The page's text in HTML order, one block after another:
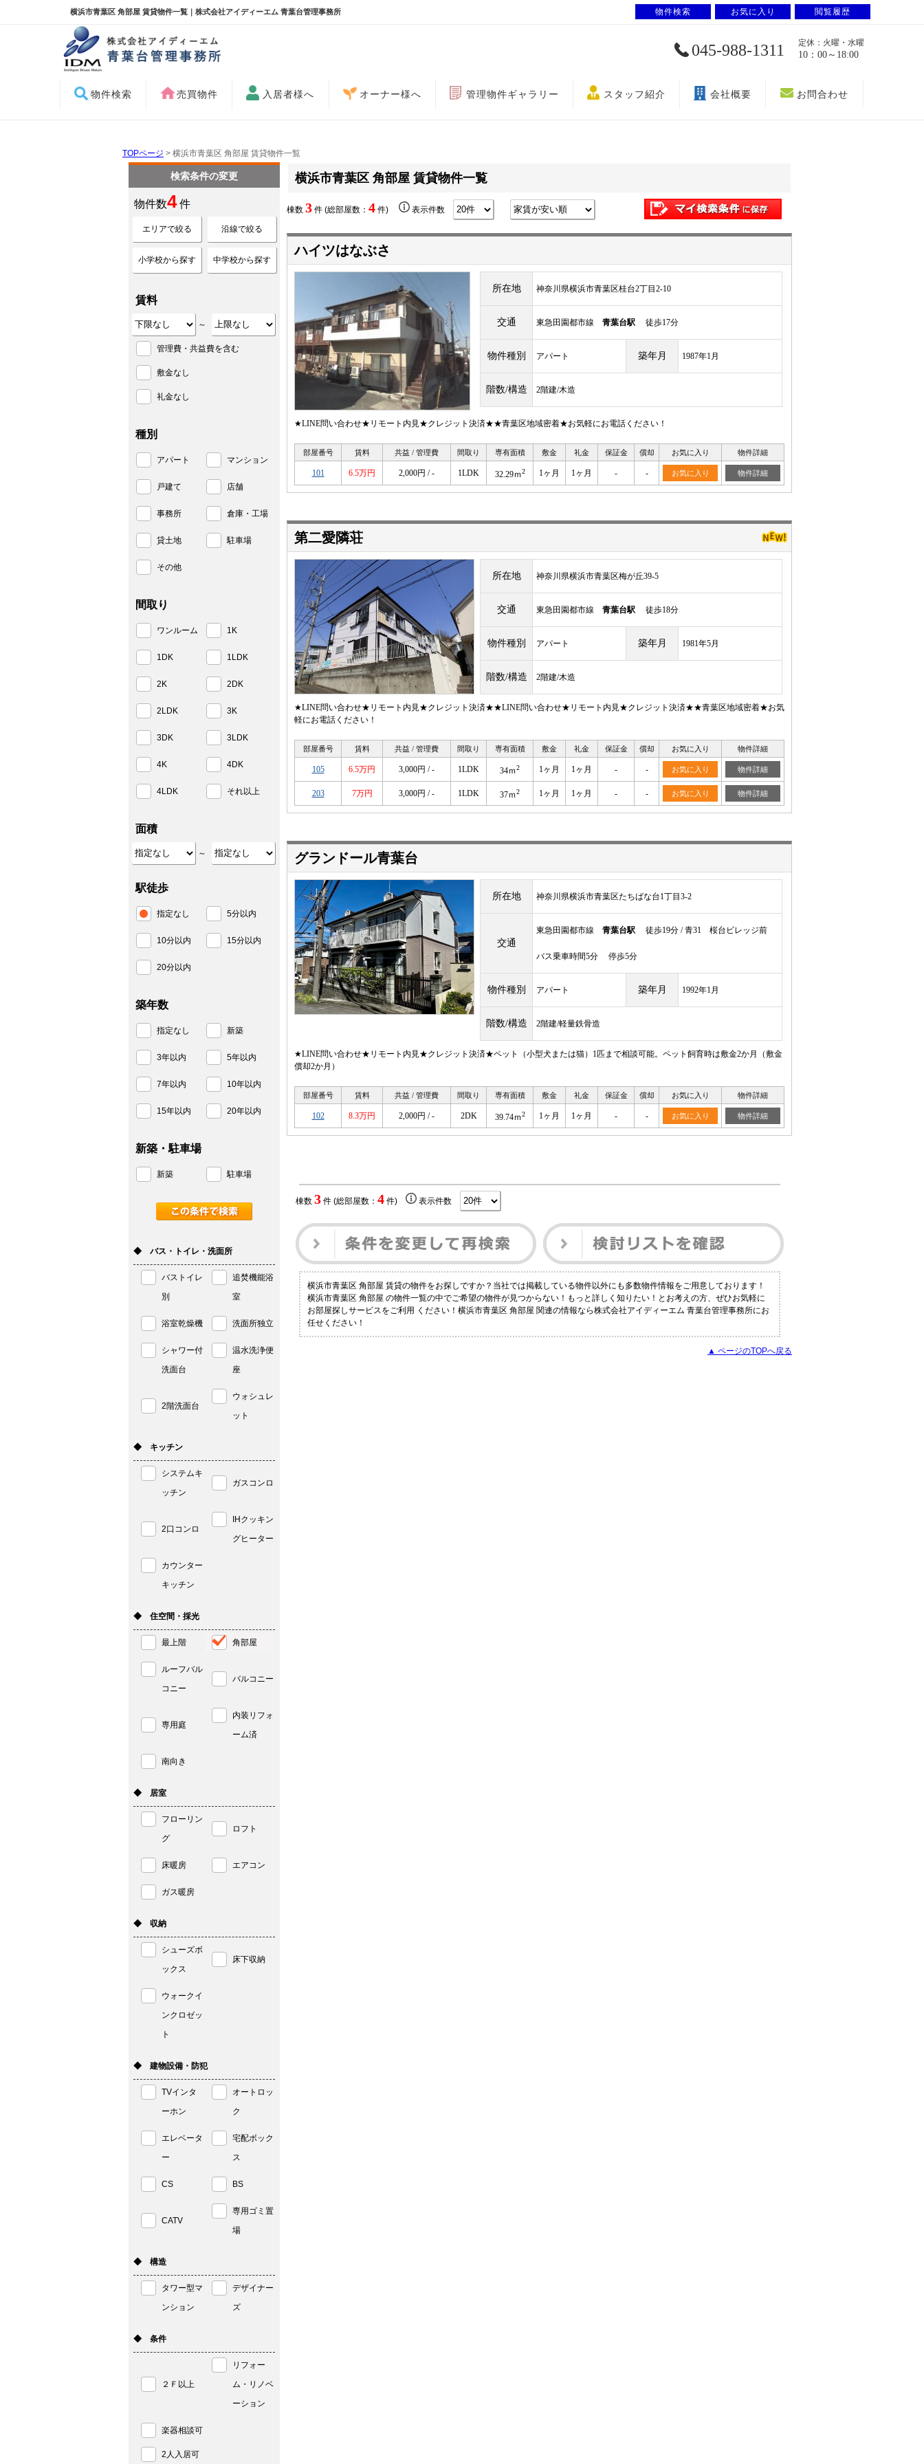
横浜市青葉区 角部屋 賃貸物件一覧｜株式会社アイディーエム 青葉台管理事務所
045-988-1311 定休：火曜・水曜
10：00～18:00
物件検索 売買物件 入居者様へ オーナー様へ 管理物件ギャラリー スタッフ紹介 会社概要 お問合わせ
TOPページ > 横浜市青葉区 角部屋 賃貸物件一覧
横浜市青葉区 角部屋 賃貸物件一覧
棟数 3 件 (総部屋数： 4 件) 表示件数
ハイツはなぶさ
所在地 神奈川県横浜市青葉区桂台2丁目2-10
交通 東急田園都市線 青葉台駅 徒歩17分
物件種別 アパート 築年月 1987年1月
階数/構造 2階建/木造
★LINE問い合わせ★リモート内見★クレジット決済★★青葉区地域密着★お気軽にお電話ください！
部屋番号 賃料 共益 / 管理費 間取り 専有面積 敷金 礼金 保証金 償却 お気に入り 物件詳細
101 6.5万円 2,000円 / - 1LDK 32.29ｍ2 1ヶ月 1ヶ月 - - お気に入り 物件詳細
第二愛隣荘
所在地 神奈川県横浜市青葉区梅が丘39-5
交通 東急田園都市線 青葉台駅 徒歩18分
物件種別 アパート 築年月 1981年5月
階数/構造 2階建/木造
★LINE問い合わせ★リモート内見★クレジット決済★★LINE問い合わせ★リモート内見★クレジット決済★★青葉区地域密着★お気
軽にお電話ください！
部屋番号 賃料 共益 / 管理費 間取り 専有面積 敷金 礼金 保証金 償却 お気に入り 物件詳細
105 6.5万円 3,000円 / - 1LDK 34ｍ2 1ヶ月 1ヶ月 - - お気に入り 物件詳細
203 7万円 3,000円 / - 1LDK 37ｍ2 1ヶ月 1ヶ月 - - お気に入り 物件詳細
グランドール青葉台
所在地 神奈川県横浜市青葉区たちばな台1丁目3-2
交通
東急田園都市線 青葉台駅 徒歩19分 / 青31 桜台ビレッジ前
バス乗車時間5分 停歩5分
物件種別 アパート 築年月 1992年1月
階数/構造 2階建/軽量鉄骨造
★LINE問い合わせ★リモート内見★クレジット決済★ペット（小型犬または猫）1匹まで相談可能。ペット飼育時は敷金2か月（敷金
償却2か月）
部屋番号 賃料 共益 / 管理費 間取り 専有面積 敷金 礼金 保証金 償却 お気に入り 物件詳細
102 8.3万円 2,000円 / - 2DK 39.74ｍ2 1ヶ月 1ヶ月 - - お気に入り 物件詳細
棟数 3件 (総部屋数： 4件) 表示件数
横浜市青葉区 角部屋 賃貸の物件をお探しですか？当社では掲載している物件以外にも多数物件情報をご用意しております！
横浜市青葉区 角部屋 の物件一覧の中でご希望の物件が見つからない！もっと詳しく知りたい！とお考えの方、ぜひお気軽に
お部屋探しサービスをご利用 ください！横浜市青葉区 角部屋 関連の情報なら株式会社アイディーエム 青葉台管理事務所にお
任せください！
▲ ページのTOPへ戻る
検索条件の変更
物件数4件
エリアで絞る 沿線で絞る
小学校から探す 中学校から探す
賃料
～
管理費・共益費を含む
敷金なし
礼金なし
種別
アパート マンション
戸建て 店舗
事務所 倉庫・工場
貸土地 駐車場
その他
間取り
ワンルーム 1K
1DK 1LDK
2K 2DK
2LDK 3K
3DK 3LDK
4K 4DK
4LDK それ以上
面積
～
駅徒歩
指定なし 5分以内
10分以内 15分以内
20分以内
築年数
指定なし 新築
3年以内 5年以内
7年以内 10年以内
15年以内 20年以内
新築・駐車場
新築 駐車場
◆ バス・トイレ・洗面所
バストイレ
別
追焚機能浴
室
浴室乾燥機 洗面所独立
シャワー付
洗面台
温水洗浄便
座
2階洗面台
ウォシュレ
ット
◆ キッチン
システムキ
ッチン
ガスコンロ
2口コンロ
IHクッキン
グヒーター
カウンター
キッチン
◆ 住空間・採光
最上階 角部屋
ルーフバル
コニー
バルコニー
専用庭
内装リフォ
ーム済
南向き
◆ 居室
フローリン
グ
ロフト
床暖房 エアコン
ガス暖房
◆ 収納
シューズボ
ックス
床下収納
ウォークイ
ンクロゼッ
ト
◆ 建物設備・防犯
TVインタ
ーホン
オートロッ
ク
エレベータ
ー
宅配ボック
ス
CS BS
CATV
専用ゴミ置
場
◆ 構造
タワー型マ
ンション
デザイナー
ズ
◆ 条件
２Ｆ以上
リフォー
ム・リノベ
ーション
楽器相談可
2人入居可
物件検索 お気に入り 閲覧履歴